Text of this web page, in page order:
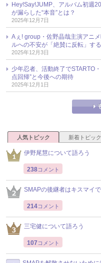
Hey!Say!JUMP、アルバム初週
が漏らした“本音”とは？
2025年12月7日
Aぇ! group・佐野晶哉主演アニ
ルへの不安が「絶賛に反転」す
2025年12月3日
少年忍者、活動終了でSTARTO
点回帰”と今後への期待
2025年12月1日
人気トピック 新着トピック
伊野尾慧について語ろう
238コメント
SMAPの後継者はキスマイ
214コメント
三宅健について語ろう
107 コメント